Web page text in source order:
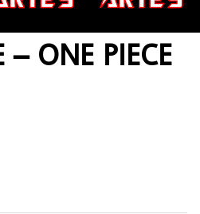
– ONE PIECE